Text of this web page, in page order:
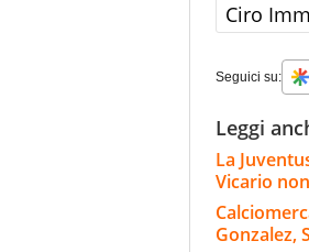
Ciro
Seguici su:
Leggi
La
Vicario
Gonzalez,